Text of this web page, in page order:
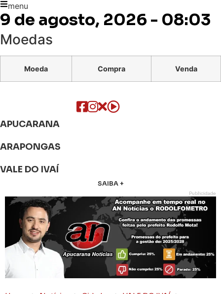
menu
9 de agosto, 2026 - 08:03
Moedas
Moeda Compra Venda
APUCARANA
ARAPONGAS
VALE DO IVAÍ
SAIBA +
Publicidade